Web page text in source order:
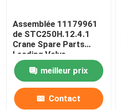
Crane Electrical Parts
Crane Parts hydraulique
Crane Undercarriage Parts
Assemblée 11179961
de STC250H.12.4.1
Crane Spare Parts
Leading Valve
meilleur prix
Contact